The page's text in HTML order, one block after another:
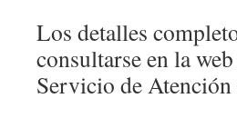
Los detalles
consultarse en la
Servicio de